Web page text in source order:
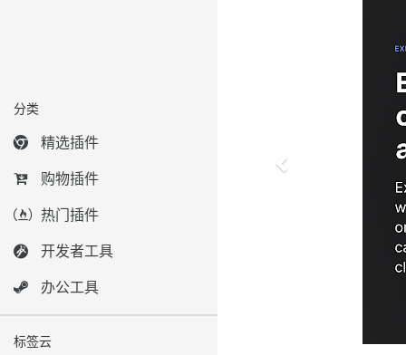
分类
精选插件
购物插件
热门插件
开发者工具
办公工具
标签云